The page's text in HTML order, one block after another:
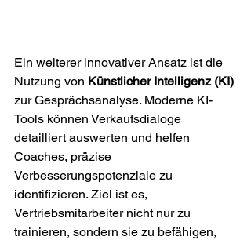
Ein weiterer innovativer Ansatz ist die
Nutzung von Künstlicher Intelligenz (KI)
zur Gesprächsanalyse. Moderne KI-
Tools können Verkaufsdialoge
detailliert auswerten und helfen
Coaches, präzise
Verbesserungspotenziale zu
identifizieren. Ziel ist es,
Vertriebsmitarbeiter nicht nur zu
trainieren, sondern sie zu befähigen,